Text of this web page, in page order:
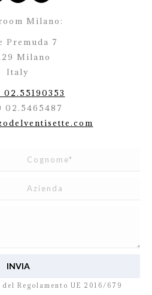
Milano:
Premuda 7
Milano
Italy
02.55190353
02.5465487
Regolamento UE 2016/679